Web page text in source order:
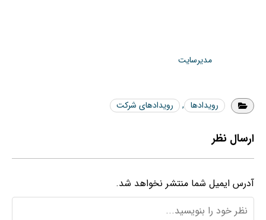
مدیرسایت
رویدادها , رویدادهای شرکت
ارسال نظر
آدرس ایمیل شما منتشر نخواهد شد.